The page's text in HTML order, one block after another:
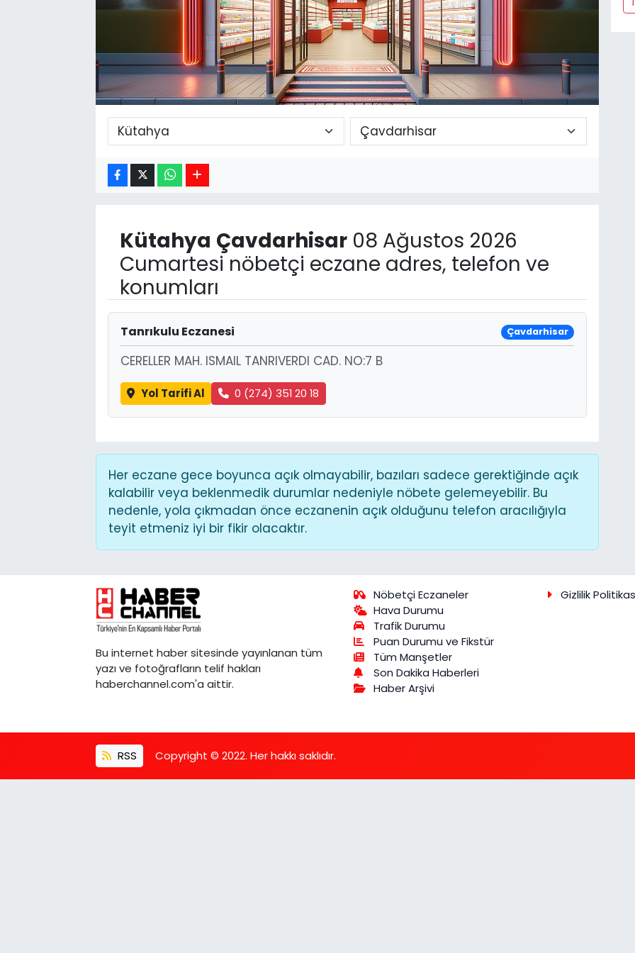
Kütahya Çavdarhisar08 Ağustos 2026
Cumartesi nöbetçi eczane adres, telefon ve
konumları
Tanrıkulu Eczanesi Çavdarhisar
CERELLER MAH. ISMAIL TANRIVERDI CAD. NO:7 B
Yol Tarifi Al 0 (274) 351 20 18
Her eczane gece boyunca açık olmayabilir, bazıları sadece gerektiğinde açık
kalabilir veya beklenmedik durumlar nedeniyle nöbete gelemeyebilir. Bu
nedenle, yola çıkmadan önce eczanenin açık olduğunu telefon aracılığıyla
teyit etmeniz iyi bir fikir olacaktır.
Bu internet haber sitesinde yayınlanan tüm
yazı ve fotoğrafların telif hakları
haberchannel.com'a aittir.
Nöbetçi Eczaneler
Hava Durumu
Trafik Durumu
Puan Durumu ve Fikstür
Tüm Manşetler
Son Dakika Haberleri
Haber Arşivi
Gizlilik
RSS Copyright © 2022. Her hakkı saklıdır.